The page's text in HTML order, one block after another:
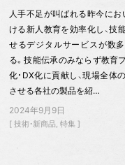
人手不足が叫ばれる昨今にお
ける新人教育を効率化し、技
せるデジタルサービスが数
る。技能伝承のみならず教育
化・DX化に貢献し、現場全体
させる各社の製品を紹…
2024年9月9日
技術・新商品 特集